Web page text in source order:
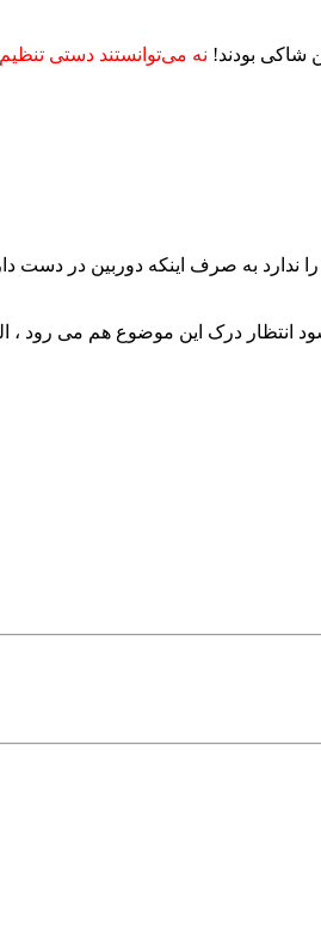
نه می‌توانستند دستی
به صرف اینکه دوربین در دست
انتظار درک این موضوع هم می رود ،